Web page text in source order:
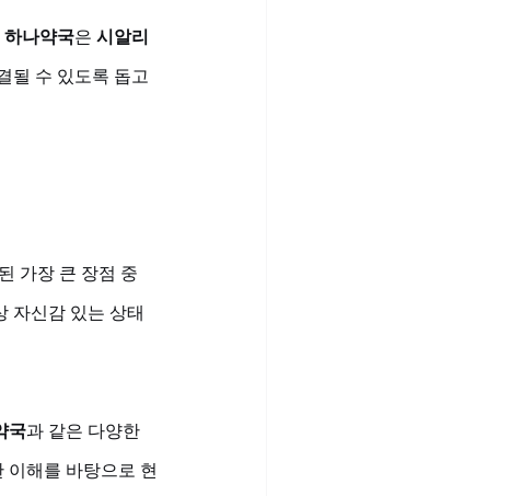
하나약국은 시알리
될 수 있도록 돕고
가장 큰 장점 중
자신감 있는 상태
국과 같은 다양한
이해를 바탕으로 현